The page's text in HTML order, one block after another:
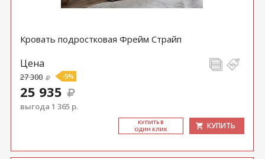
Кровать подростковая Фрейм Страйп
Цена
27 300 -5%
25 935
выгода 1 365 р.
КУ­ПИТЬ В
ОДИН КЛИК
КУПИТЬ